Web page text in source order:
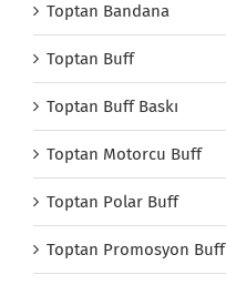
Toptan Bandana
Toptan Buff
Toptan Buff Baskı
Toptan Motorcu Buff
Toptan Polar Buff
Toptan Promosyon Buff